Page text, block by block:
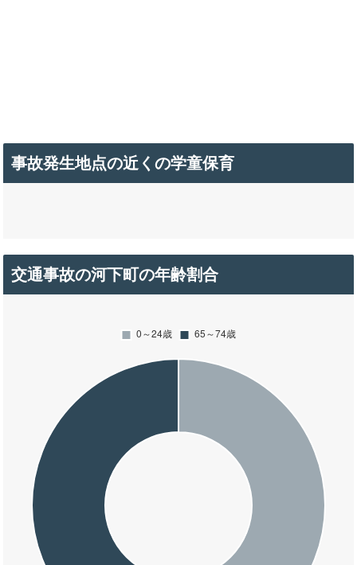
事故発生地点の近くの学童保育
交通事故の河下町の年齢割合